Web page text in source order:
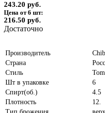
243.20 руб.
Цена от 6 шт:
216.50 руб.
Достаточно
Производитель
Страна
Стиль
Шт в упаковке
6
Спирт(об.)
4.5
Плотность
12.